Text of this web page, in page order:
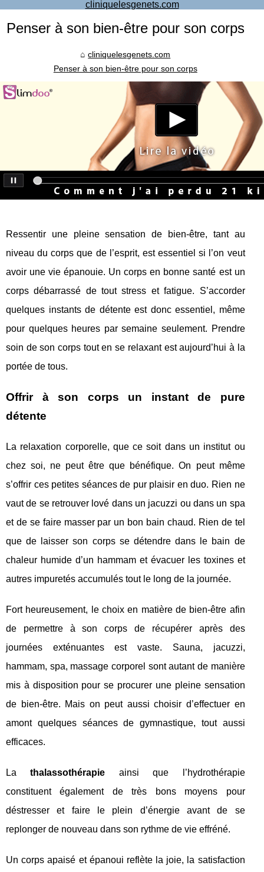
Penser à son bien-être pour son corps
cliniquelesgenets.com
Penser à son bien-être pour son corps
Ressentir une pleine sensation de bien-être, tant au
niveau du corps que de l’esprit, est essentiel si l’on veut
avoir une vie épanouie. Un corps en bonne santé est un
corps débarrassé de tout stress et fatigue. S’accorder
quelques instants de détente est donc essentiel, même
pour quelques heures par semaine seulement. Prendre
soin de son corps tout en se relaxant est aujourd’hui à la
portée de tous.
Offrir à son corps un instant de pure
détente
La relaxation corporelle, que ce soit dans un institut ou
chez soi, ne peut être que bénéfique. On peut même
s’offrir ces petites séances de pur plaisir en duo. Rien ne
vaut de se retrouver lové dans un jacuzzi ou dans un spa
et de se faire masser par un bon bain chaud. Rien de tel
que de laisser son corps se détendre dans le bain de
chaleur humide d’un hammam et évacuer les toxines et
autres impuretés accumulés tout le long de la journée.
Fort heureusement, le choix en matière de bien-être afin
de permettre à son corps de récupérer après des
journées exténuantes est vaste. Sauna, jacuzzi,
hammam, spa, massage corporel sont autant de manière
mis à disposition pour se procurer une pleine sensation
de bien-être. Mais on peut aussi choisir d’effectuer en
amont quelques séances de gymnastique, tout aussi
efficaces.
Lathalassothérapie ainsi que l’hydrothérapie
constituent également de très bons moyens pour
déstresser et faire le plein d’énergie avant de se
replonger de nouveau dans son rythme de vie effréné.
Un corps apaisé et épanoui reflète la joie, la satisfaction
cliniquelesgenets.com